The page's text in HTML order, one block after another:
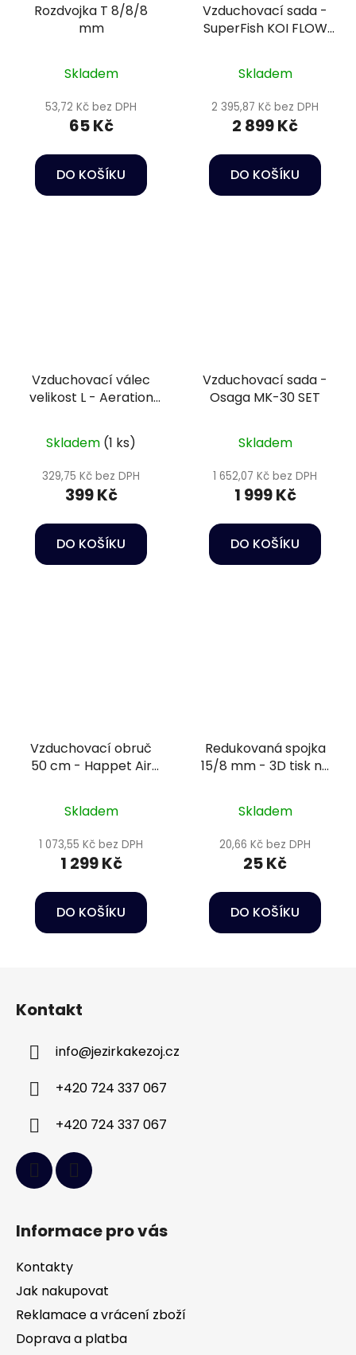
Rozdvojka T 8/8/8
mm
Skladem
53,72 Kč bez DPH
65 Kč
DO KOŠÍKU
Vzduchovací sada -
SuperFish KOI FLOW
Skladem
2 395,87 Kč bez DPH
2 899 Kč
DO KOŠÍKU
Vzduchovací válec
velikost L - Aeration
Skladem (1 ks)
329,75 Kč bez DPH
399 Kč
DO KOŠÍKU
Vzduchovací sada -
Osaga MK-30 SET
Skladem
1 652,07 Kč bez DPH
1 999 Kč
DO KOŠÍKU
Vzduchovací obruč
50 cm - Happet Air
Skladem
1 073,55 Kč bez DPH
1 299 Kč
DO KOŠÍKU
Redukovaná spojka
15/8 mm - 3D tisk na
Skladem
20,66 Kč bez DPH
25 Kč
DO KOŠÍKU
Kontakt
info@jezirkakezoj.cz
+420 724 337 067
+420 724 337 067
Informace pro vás
Kontakty
Jak nakupovat
Reklamace a vrácení zboží
Doprava a platba